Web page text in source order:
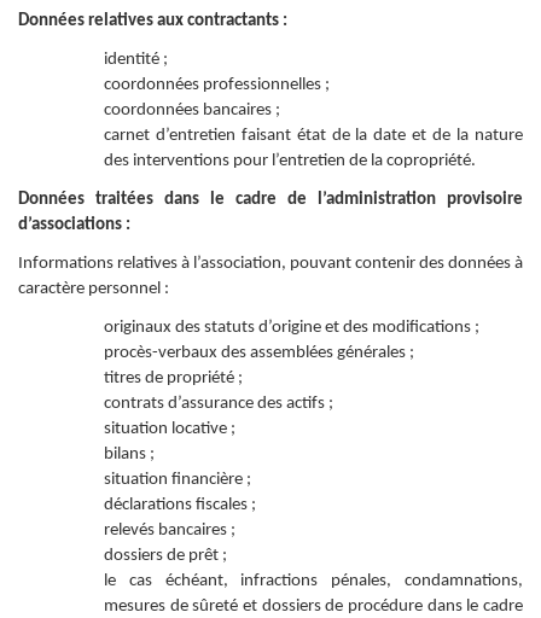
Données relatives aux contractants :
identité ;
coordonnées professionnelles ;
coordonnées bancaires ;
carnet d’entretien faisant état de la date et de la nature
des interventions pour l’entretien de la copropriété.
Données traitées dans le cadre de l’administration provisoire
d’associations :
Informations relatives à l’association, pouvant contenir des données à
caractère personnel :
originaux des statuts d’origine et des modifications ;
procès-verbaux des assemblées générales ;
titres de propriété ;
contrats d’assurance des actifs ;
situation locative ;
bilans ;
situation financière ;
déclarations fiscales ;
relevés bancaires ;
dossiers de prêt ;
le cas échéant, infractions pénales, condamnations,
mesures de sûreté et dossiers de procédure dans le cadre